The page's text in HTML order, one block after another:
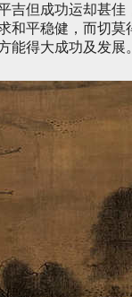
吉但成功运却甚
和平稳健，而切
能得大成功及发展